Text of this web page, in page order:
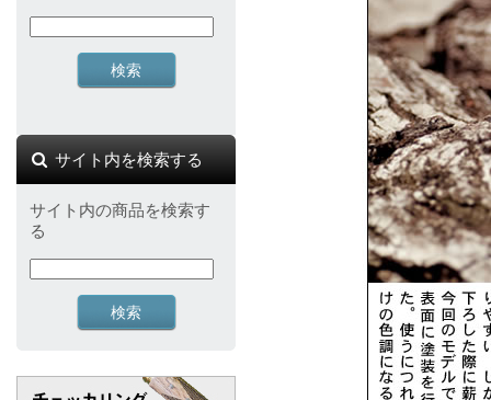
サイト内を検索する
サイト内の商品を検索す
る